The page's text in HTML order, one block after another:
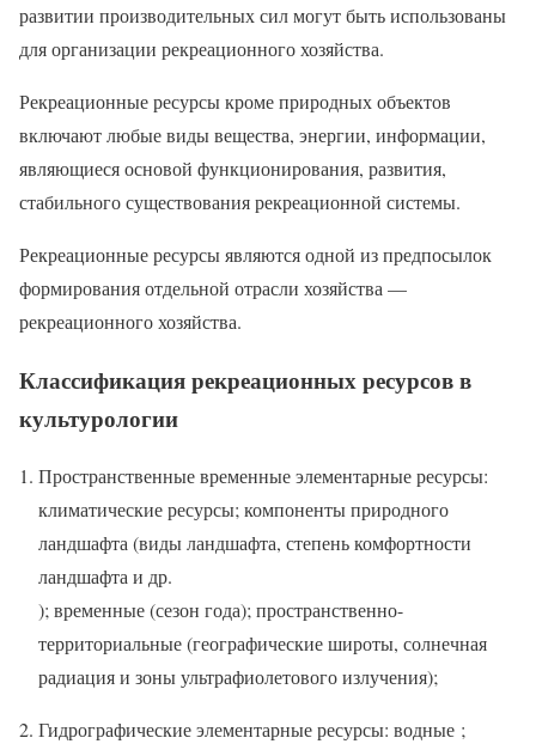
развитии производительных сил могут быть использованы
для организации рекреационного хозяйства.
Рекреационные ресурсы кроме природных объектов
включают любые виды вещества, энергии, информации,
являющиеся основой функционирования, развития,
стабильного существования рекреационной системы.
Рекреационные ресурсы являются одной из предпосылок
формирования отдельной отрасли хозяйства —
рекреационного хозяйства.
Классификация рекреационных ресурсов в
культурологии
Пространственные временные элементарные ресурсы:
климатические ресурсы; компоненты природного
ландшафта (виды ландшафта, степень комфортности
ландшафта и др.
); временные (сезон года); пространственно-
территориальные (географические широты, солнечная
радиация и зоны ультрафиолетового излучения);
Гидрографические элементарные ресурсы: водные ;